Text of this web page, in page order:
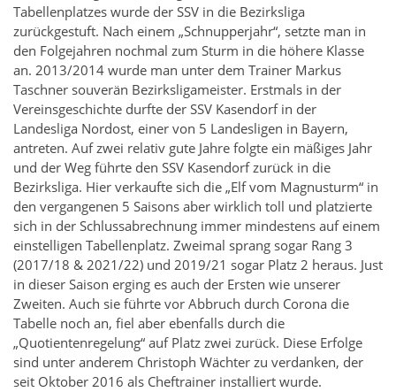
Tabellenplatzes wurde der SSV in die Bezirksliga
zurückgestuft. Nach einem „Schnupperjahr“, setzte man in
den Folgejahren nochmal zum Sturm in die höhere Klasse
an. 2013/2014 wurde man unter dem Trainer Markus
Taschner souverän Bezirksligameister. Erstmals in der
Vereinsgeschichte durfte der SSV Kasendorf in der
Landesliga Nordost, einer von 5 Landesligen in Bayern,
antreten. Auf zwei relativ gute Jahre folgte ein mäßiges Jahr
und der Weg führte den SSV Kasendorf zurück in die
Bezirksliga. Hier verkaufte sich die „Elf vom Magnusturm“ in
den vergangenen 5 Saisons aber wirklich toll und platzierte
sich in der Schlussabrechnung immer mindestens auf einem
einstelligen Tabellenplatz. Zweimal sprang sogar Rang 3
(2017/18 & 2021/22) und 2019/21 sogar Platz 2 heraus. Just
in dieser Saison erging es auch der Ersten wie unserer
Zweiten. Auch sie führte vor Abbruch durch Corona die
Tabelle noch an, fiel aber ebenfalls durch die
„Quotientenregelung“ auf Platz zwei zurück. Diese Erfolge
sind unter anderem Christoph Wächter zu verdanken, der
seit Oktober 2016 als Cheftrainer installiert wurde.